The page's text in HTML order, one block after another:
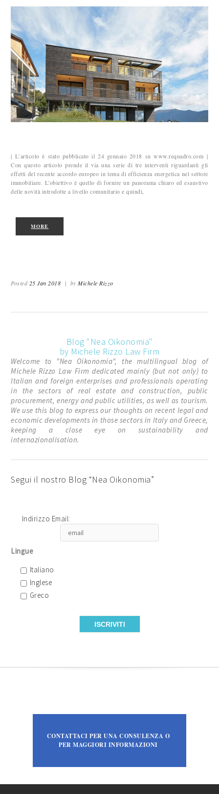
| L’articolo è stato pubblicato il 24 gennaio 2018 su www.requadro.com |
Con questo articolo prende il via una serie di tre interventi riguardanti gli
effetti del recente accordo europeo in tema di efficienza energetica nel settore
immobiliare. L’obiettivo è quello di fornire un panorama chiaro ed esaustivo
delle novità introdotte a livello comunitario e quindi,
MORE
Posted25 Jan 2018 | byMichele Rizzo
Blog "Nea Oikonomia"
by Michele Rizzo Law Firm
Welcome to "Nea Oikonomia", the multilingual blog of
Michele Rizzo Law Firm dedicated mainly (but not only) to
Italian and foreign enterprises and professionals operating
in the sectors of real estate and construction, public
procurement, energy and public utilities, as well as tourism.
We use this blog to express our thoughts on recent legal and
economic developments in those sectors in Italy and Greece,
keeping a close eye on sustainability and
internazionalisation.
Segui il nostro Blog “Nea Oikonomia”
Indirizzo Email:
Lingue
Italiano
Inglese
Greco
CONTATTACI PER UNA CONSULENZA O
PER MAGGIORI INFORMAZIONI